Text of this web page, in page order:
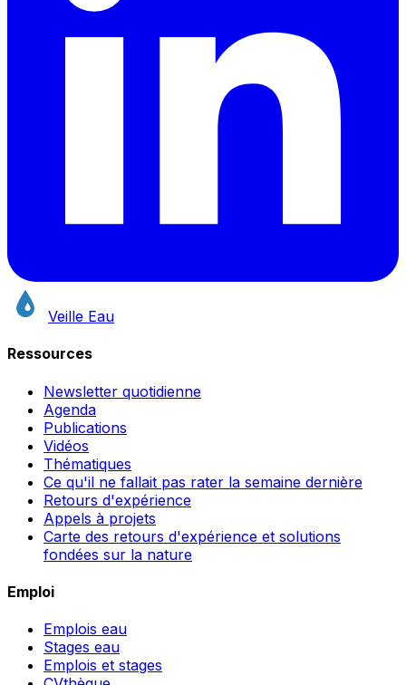
Veille Eau
Ressources
Newsletter quotidienne
Agenda
Publications
Vidéos
Thématiques
Ce qu'il ne fallait pas rater la semaine dernière
Retours d'expérience
Appels à projets
Carte des retours d'expérience et solutions
fondées sur la nature
Emploi
Emplois eau
Stages eau
Emplois et stages